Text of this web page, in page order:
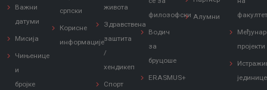
Важни
датуми
Мисија
Чињенице
и
бројке
српски
Корисне
информације
живота
Здравствена
заштита
/
хендикеп
Спорт
филозофски
Водич
за
бруцоше
ERASMUS+
Алумни
пројекти
јединице